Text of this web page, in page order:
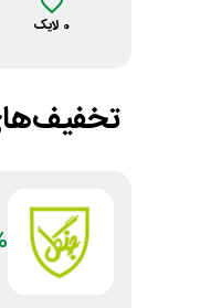
0 لایک